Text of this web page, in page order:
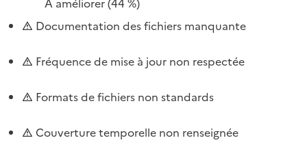
Documentation des fichiers manquante
Fréquence de mise à jour non respectée
Formats de fichiers non standards
Couverture temporelle non renseignée